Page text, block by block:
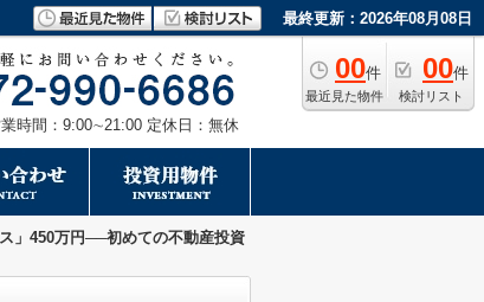
最終更新：2026年08月08日
00件
最近見た物件
00件
検討リスト
時間：9:00∼21:00 定休日：無休
」450万円──初めての不動産投資